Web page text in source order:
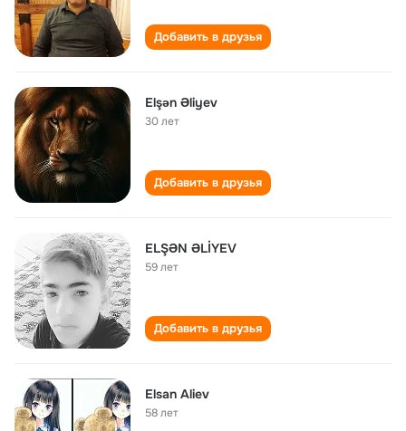
Добавить в друзья
Elşən Əliyev
30 лет
Добавить в друзья
ELŞƏN ƏLİYEV
59 лет
Добавить в друзья
Elsan Aliev
58 лет